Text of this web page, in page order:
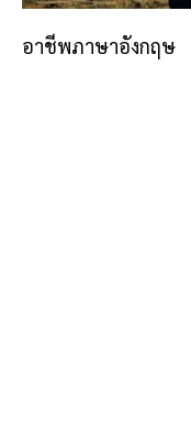
อาชีพภาษาอังกฤษ